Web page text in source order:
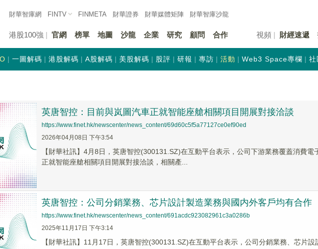
財華智庫網 FINTV FINMETA 財華證券 財華媒體矩陣 財華智庫沙龍
港股100強 官網 榜單 地圖 沙龍 企業 研究 顧問 合作 視頻 財經速遞
一圖解碼 港股解碼 A股解碼 美股解碼 股評 研報 專訪 活動 Web3 Space專欄 社
英唐智控：目前與岚圖汽車正就智能座艙相關項目開展對接洽談
https://www.finet.hk/newscenter/news_content/69d60c5f5a77127ce0ef90ed
2026年04月08日 下午3:54
【財華社訊】4月8日，英唐智控(300131.SZ)在互動平台表示，公司下游業務覆蓋消費
正就智能座艙相關項目開展對接洽談，相關產...
英唐智控：公司分銷業務、芯片設計製造業務與國内外客戶均有合作
https://www.finet.hk/newscenter/news_content/691acdc923082961c3a0286b
2025年11月17日 下午3:14
【財華社訊】11月17日，英唐智控(300131.SZ)在互動平台表示，公司分銷業務、芯片設